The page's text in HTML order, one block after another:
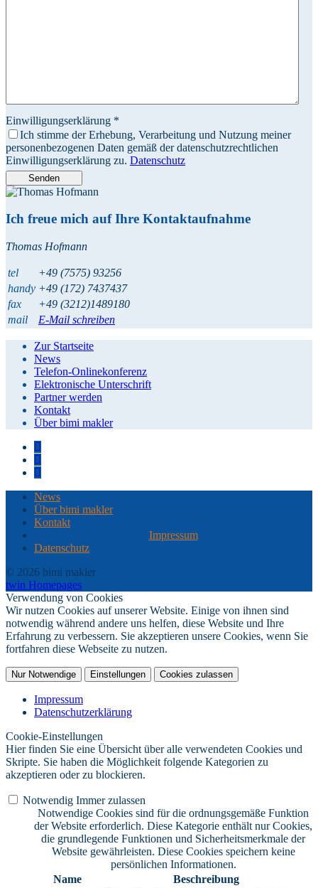
Einwilligungserklärung *
Ich stimme der Erhebung, Verarbeitung und Nutzung meiner
personenbezogenen Daten gemäß der datenschutzrechtlichen
Einwilligungserklärung zu. Datenschutz
Senden
Ich freue mich auf Ihre Kontaktaufnahme
Thomas Hofmann
tel
+49 (7575) 93256
handy +49 (172) 7437437
fax
+49 (3212)1489180
mail
E-Mail schreiben
Zur Startseite
News
Telefon-Onlinekonferenz
Elektronische Unterschrift
Partner werden
Kontakt
Über bimi makler
News
Über bimi makler
Kontakt
Impressum
Datenschutz
© 2026 bimi makler
twin Homepages
Verwendung von Cookies
Wir nutzen Cookies auf unserer Website. Einige von ihnen sind
notwendig während andere uns helfen, diese Website und Ihre
Erfahrung zu verbessern. Sie akzeptieren unsere Cookies, wenn Sie
fortfahren diese Webseite zu nutzen.
Nur Notwendige Einstellungen Cookies zulassen
Impressum
Datenschutzerklärung
Cookie-Einstellungen
Hier finden Sie eine Übersicht über alle verwendeten Cookies und
Skripte. Sie haben die Möglichkeit folgende Kategorien zu
akzeptieren oder zu blockieren.
Notwendig Immer zulassen
Notwendige Cookies sind für die ordnungsgemäße Funktion
der Website erforderlich. Diese Kategorie enthält nur Cookies,
die grundlegende Funktionen und Sicherheitsmerkmale der
Website gewährleisten. Diese Cookies speichern keine
persönlichen Informationen.
Name
Beschreibung